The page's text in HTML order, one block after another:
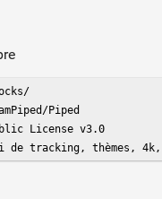
Piped
License v3.0
tracking, thèmes, 4k,